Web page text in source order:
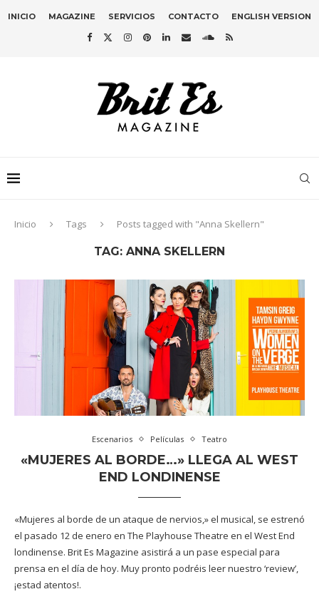
INICIO MAGAZINE SERVICIOS CONTACTO ENGLISH VERSION
Inicio Tags Posts tagged with "Anna Skellern"
TAG: ANNA SKELLERN
Escenarios Películas Teatro
«MUJERES AL BORDE…» LLEGA AL WEST
END LONDINENSE
«Mujeres al borde de un ataque de nervios,» el musical, se estrenó
el pasado 12 de enero en The Playhouse Theatre en el West End
londinense. Brit Es Magazine asistirá a un pase especial para
prensa en el día de hoy. Muy pronto podréis leer nuestro ‘review’,
¡estad atentos!.